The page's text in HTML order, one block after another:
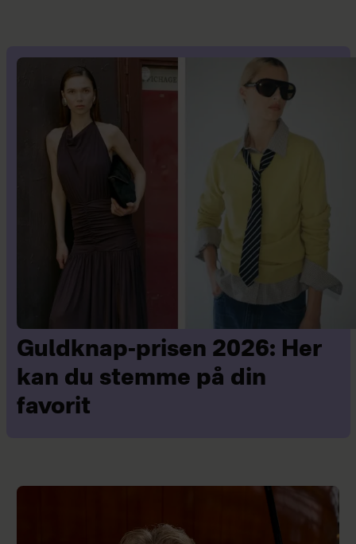
Guldknap-prisen 2026: Her
kan du stemme på din
favorit